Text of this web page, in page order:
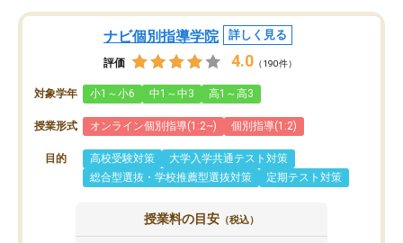
ナビ個別指導学院 詳しく見る
評価 4.0 （190件）
対象学年 小1～小6 中1～中3 高1～高3
授業形式 オンライン個別指導(1:2~) 個別指導(1:2)
目的 高校受験対策
大学入学共通テスト対策
総合型選抜・学校推薦型選抜対策
定期テスト対策
授業料の目安 （税込）